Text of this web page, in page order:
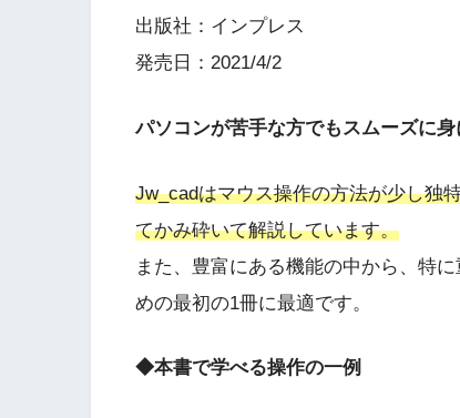
出版社：インプレス
発売日：2021/4/2
パソコンが苦手な方でもスムーズに
Jw_cadはマウス操作の方法が少し独
てかみ砕いて解説しています。
また、豊富にある機能の中から、特
めの最初の1冊に最適です。
◆本書で学べる操作の一例